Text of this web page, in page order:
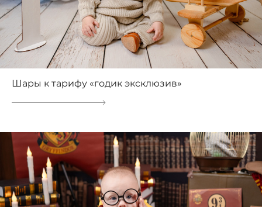
Шары к тарифу «годик эксклюзив»